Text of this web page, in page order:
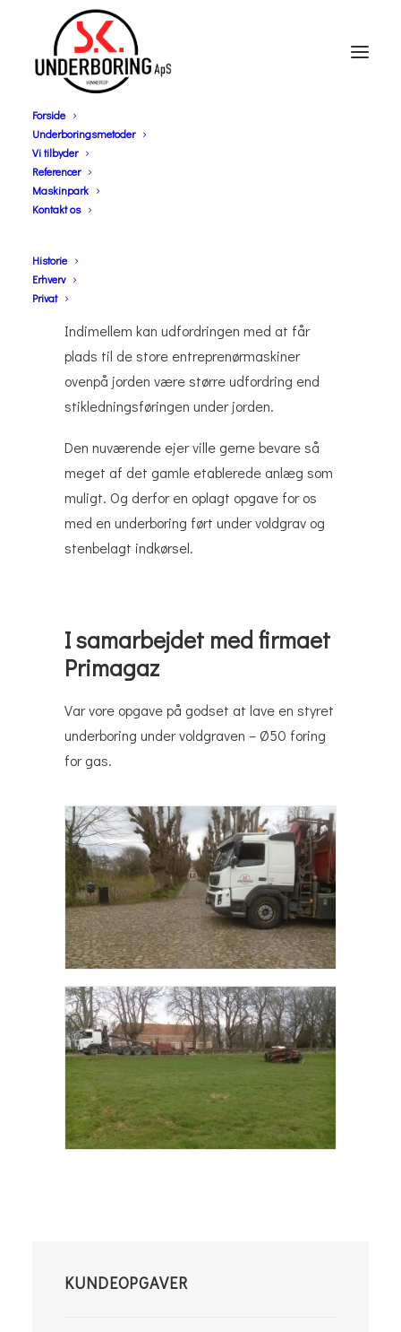
Forside
Underboringsmetoder
Vi tilbyder
Referencer
Maskinpark
Kontakt os
Historie
Erhverv
Privat
Ombygget for 100
år siden
ombygget i 1920. Fra den tid hvor voldgrav
Indimellem kan udfordringen med at får
plads til de store entreprenørmaskiner
ovenpå jorden være større udfordring end
stikledningsføringen under jorden.
Den nuværende ejer ville gerne bevare så
meget af det gamle etablerede anlæg som
muligt. Og derfor en oplagt opgave for os
med en underboring ført under voldgrav og
stenbelagt indkørsel.
I samarbejdet med firmaet
Primagaz
Var vore opgave på godset at lave en styret
underboring under voldgraven – Ø50 foring
for gas.
KUNDEOPGAVER